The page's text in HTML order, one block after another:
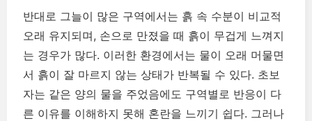
반대로 그늘이 많은 구역에서는 흙 속 수분이 비교적
오래 유지되며, 손으로 만졌을 때 흙이 무겁게 느껴지
는 경우가 많다. 이러한 환경에서는 물이 오래 머물면
서 흙이 잘 마르지 않는 상태가 반복될 수 있다. 초보
자는 같은 양의 물을 주었음에도 구역별로 반응이 다
른 이유를 이해하지 못해 혼란을 느끼기 쉽다. 그러나